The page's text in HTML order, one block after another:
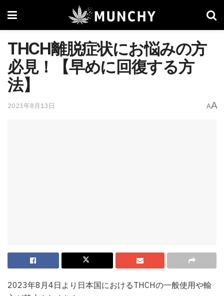
THCH離脱症状にお悩みの方
必見！【早めに回復する方
法】
2023年8月13日 AA
2023年8月4日より日本国におけるTHCHの一般使用や輸